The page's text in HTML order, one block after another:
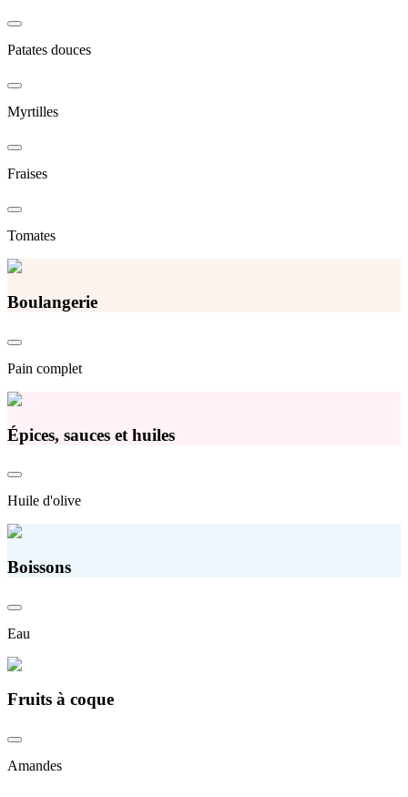
Patates douces
Myrtilles
Fraises
Tomates
Boulangerie
Pain complet
Épices, sauces et huiles
Huile d'olive
Boissons
Eau
Fruits à coque
Amandes